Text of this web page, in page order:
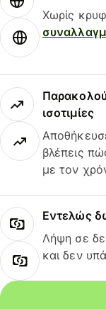
Χωρίς
ισοτιμίες
βλέπεις
με τον
Εντελώς
Λήψη σε
και δεν